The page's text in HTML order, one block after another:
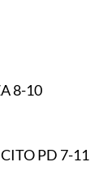
8-10
PD 7-11